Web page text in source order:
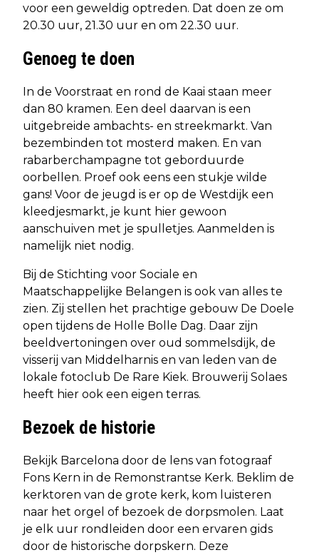
voor een geweldig optreden. Dat doen ze om
20.30 uur, 21.30 uur en om 22.30 uur.
Genoeg te doen
In de Voorstraat en rond de Kaai staan meer
dan 80 kramen. Een deel daarvan is een
uitgebreide ambachts- en streekmarkt. Van
bezembinden tot mosterd maken. En van
rabarberchampagne tot geborduurde
oorbellen. Proef ook eens een stukje wilde
gans! Voor de jeugd is er op de Westdijk een
kleedjesmarkt, je kunt hier gewoon
aanschuiven met je spulletjes. Aanmelden is
namelijk niet nodig.
Bij de Stichting voor Sociale en
Maatschappelijke Belangen is ook van alles te
zien. Zij stellen het prachtige gebouw De Doele
open tijdens de Holle Bolle Dag. Daar zijn
beeldvertoningen over oud sommelsdijk, de
visserij van Middelharnis en van leden van de
lokale fotoclub De Rare Kiek. Brouwerij Solaes
heeft hier ook een eigen terras.
Bezoek de historie
Bekijk Barcelona door de lens van fotograaf
Fons Kern in de Remonstrantse Kerk. Beklim de
kerktoren van de grote kerk, kom luisteren
naar het orgel of bezoek de dorpsmolen. Laat
je elk uur rondleiden door een ervaren gids
door de historische dorpskern. Deze